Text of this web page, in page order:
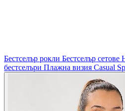
Бестселър рокли Бестселър сетове
бестселъри Плажна визия Casual